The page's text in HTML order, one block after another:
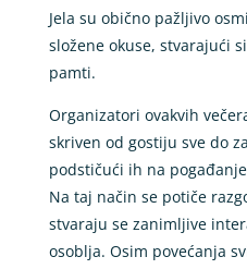
Jela su obično pažljivo
složene okuse, stvarajući
pamti.
Organizatori ovakvih
skriven od gostiju sve do
podstičući ih na
Na taj način se potiče
stvaraju se zanimljive
osoblja. Osim povećanja